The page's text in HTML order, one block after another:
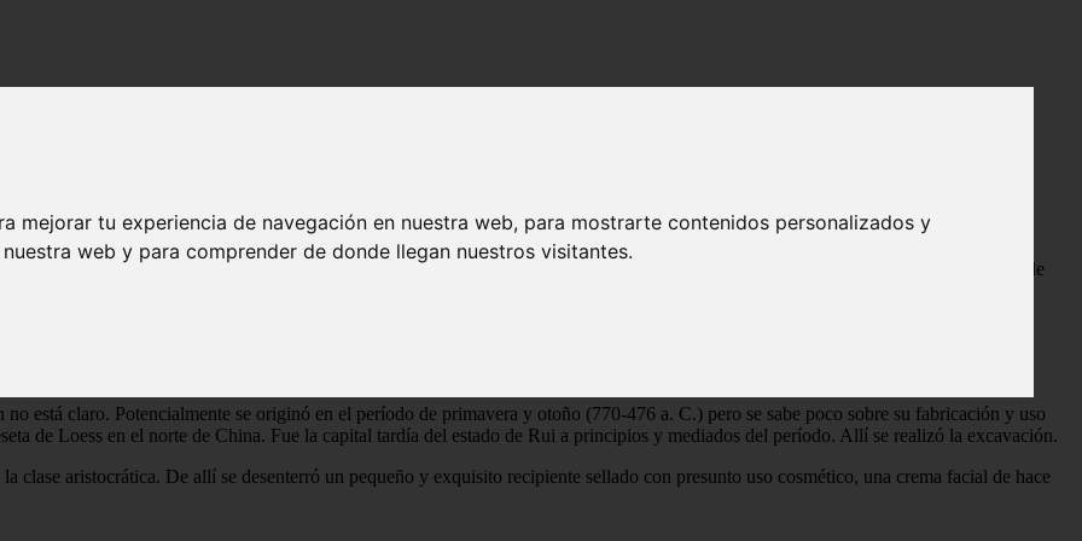
mejorar tu experiencia de navegación en nuestra web, para mostrarte contenidos personalizados y
web y para comprender de donde llegan nuestros visitantes.
¿Cuándo empezamos a maquillarnos? No está completamente claro. Pero ahora tenemos un nuevo hito en esta historia. Se trata de
Se excavó en un yacimiento arqueológico en China.
está claro. Potencialmente se originó en el período de primavera y otoño (770-476 a. C.) pero se sabe poco sobre su fabricación y uso
de Loess en el norte de China. Fue la capital tardía del estado de Rui a principios y mediados del período. Allí se realizó la excavación.
clase aristocrática. De allí se desenterró un pequeño y exquisito recipiente sellado con presunto uso cosmético, una crema facial de hace